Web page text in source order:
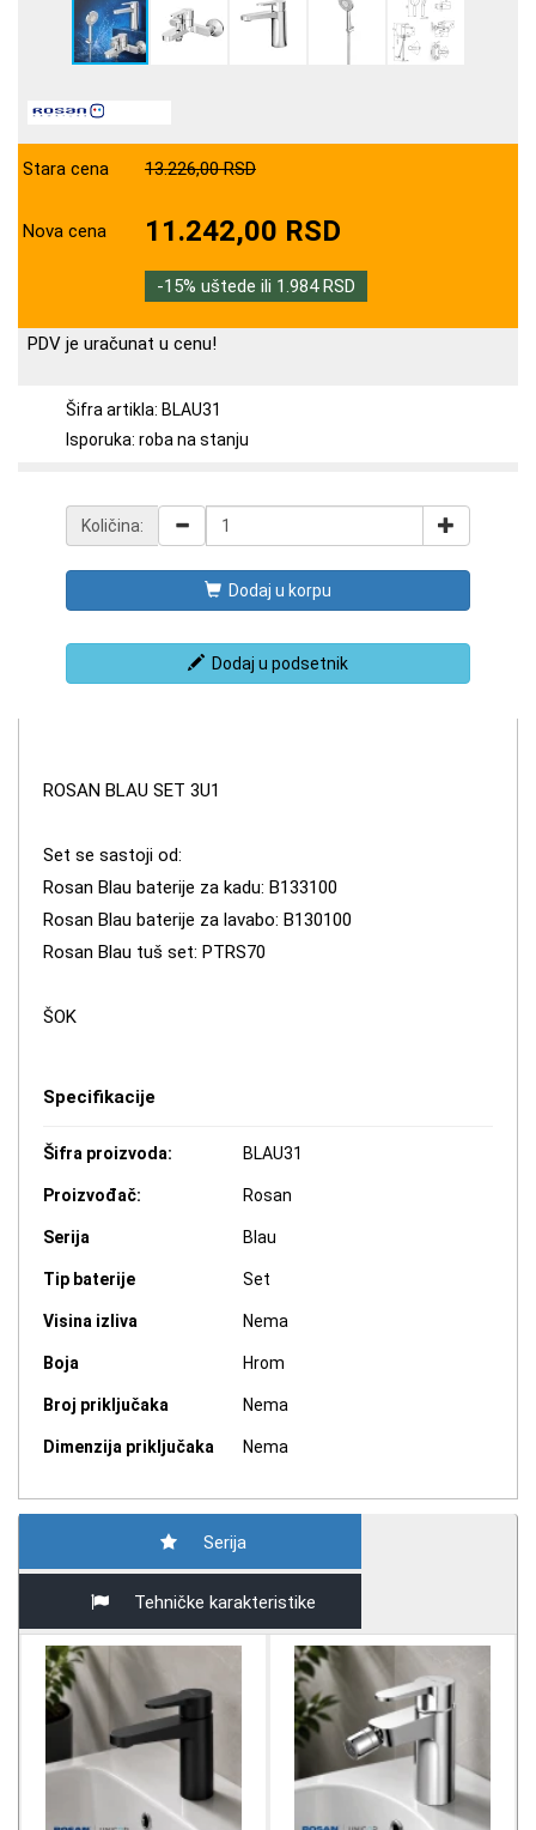
Stara cena 13.226,00 RSD
Nova cena 11.242,00 RSD
-15% uštede ili 1.984 RSD
PDV je uračunat u cenu!
Šifra artikla: BLAU31
Isporuka: roba na stanju
Količina:
Dodaj u korpu
Dodaj u podsetnik
ROSAN BLAU SET 3U1
Set se sastoji od:
Rosan Blau baterije za kadu: B133100
Rosan Blau baterije za lavabo: B130100
Rosan Blau tuš set: PTRS70
ŠOK
Specifikacije
Šifra proizvoda: BLAU31
Proizvođač: Rosan
Serija Blau
Tip baterije Set
Visina izliva Nema
Boja Hrom
Broj priključaka Nema
Dimenzija priključaka Nema
Serija
Tehničke karakteristike